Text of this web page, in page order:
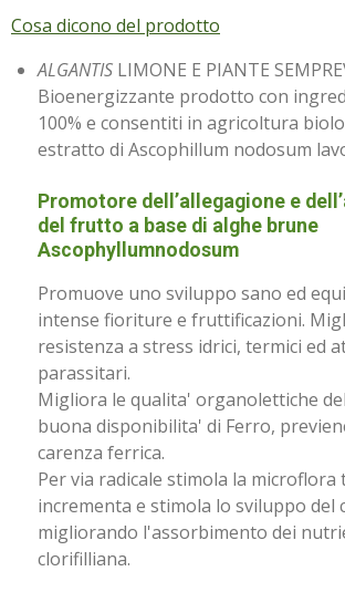
Cosa dicono del prodotto
ALGANTIS LIMONE E PIANTE
Bioenergizzante prodotto con
100% e consentiti in agricoltura
estratto di Ascophillum nodosum
Promotore dell’allegagione e
del frutto a base di alghe brune
Ascophyllumnodosum
Promuove uno sviluppo sano ed
intense fioriture e fruttificazioni.
resistenza a stress idrici, termici ed
parassitari.
Migliora le qualita' organolettiche
buona disponibilita' di Ferro,
carenza ferrica.
Per via radicale stimola la microflora
incrementa e stimola lo sviluppo del
migliorando l'assorbimento dei
clorifilliana.